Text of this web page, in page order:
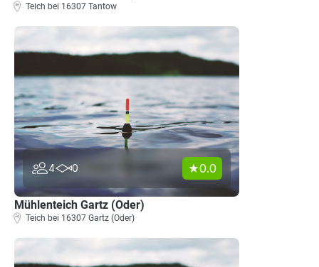
Teich bei 16307 Tantow
4 0 0.0
Mühlenteich Gartz (Oder)
Teich bei 16307 Gartz (Oder)